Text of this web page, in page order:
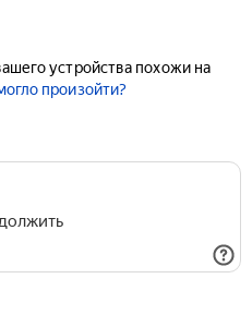
устройства похожи на
произойти?